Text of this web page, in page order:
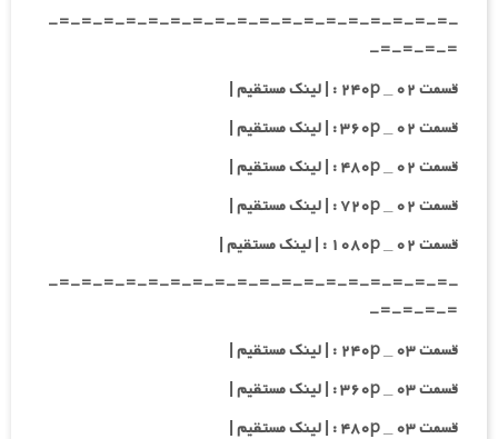
-=-=-=-=-=-=-=-=-=-=-=-=-=-=-=-=-=-=-
=-=-=-=-
قسمت ۰۲ _ ۲۴۰p : | لینک مستقیم |
قسمت ۰۲ _ ۳۶۰p : | لینک مستقیم |
قسمت ۰۲ _ ۴۸۰p : | لینک مستقیم |
قسمت ۰۲ _ ۷۲۰p : | لینک مستقیم |
قسمت ۰۲ _ ۱۰۸۰p : | لینک مستقیم |
-=-=-=-=-=-=-=-=-=-=-=-=-=-=-=-=-=-=-
=-=-=-=-
قسمت ۰۳ _ ۲۴۰p : | لینک مستقیم |
قسمت ۰۳ _ ۳۶۰p : | لینک مستقیم |
قسمت ۰۳ _ ۴۸۰p : | لینک مستقیم |